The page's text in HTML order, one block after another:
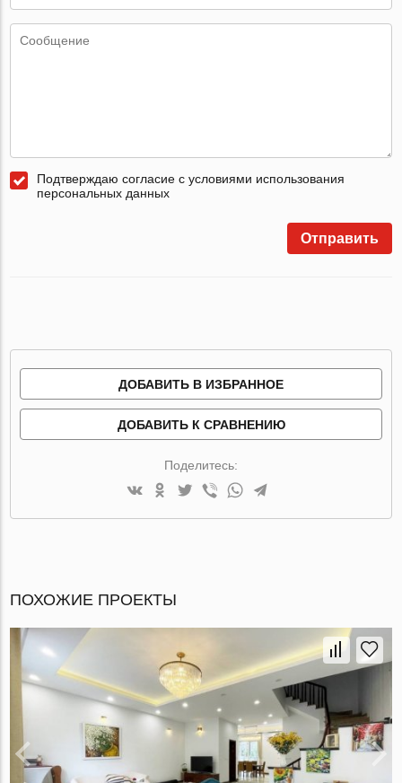
Подтверждаю согласие с условиями использования
персональных данных
Отправить
ДОБАВИТЬ В ИЗБРАННОЕ
ДОБАВИТЬ К СРАВНЕНИЮ
Поделитесь:
ПОХОЖИЕ ПРОЕКТЫ